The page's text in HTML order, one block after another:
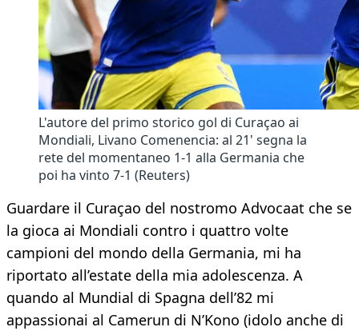
L'autore del primo storico gol di Curaçao ai
Mondiali, Livano Comenencia: al 21' segna la
rete del momentaneo 1-1 alla Germania che
poi ha vinto 7-1 (Reuters)
Guardare il Curaçao del nostromo Advocaat che se
la gioca ai Mondiali contro i quattro volte
campioni del mondo della Germania, mi ha
riportato all’estate della mia adolescenza. A
quando al Mundial di Spagna dell’82 mi
appassionai al Camerun di N’Kono (idolo anche di